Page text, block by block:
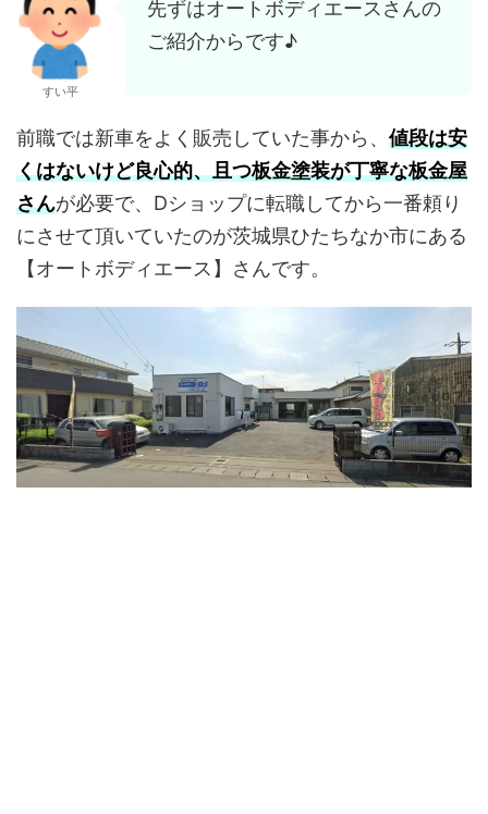
すい平
先ずはオートボディエースさんの
ご紹介からです♪
前職では新車をよく販売していた事から、 値段は安
くはないけど良心的、且つ板金塗装が丁寧な板金屋
さんが必要で、Dショップに転職してから一番頼り
にさせて頂いていたのが茨城県ひたちなか市にある
【オートボディエース】さんです。